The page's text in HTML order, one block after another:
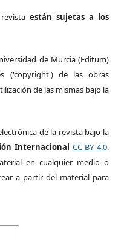
están sujetas a los
de Murcia (Editum)
('copyright') de las obras
de las mismas bajo la
de la revista bajo la
Internacional CC BY 4.0.
en cualquier medio o
a partir del material para